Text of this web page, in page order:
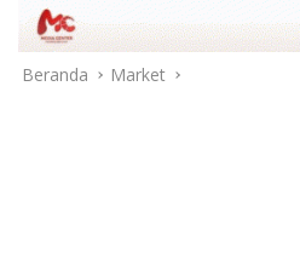
Beranda Market